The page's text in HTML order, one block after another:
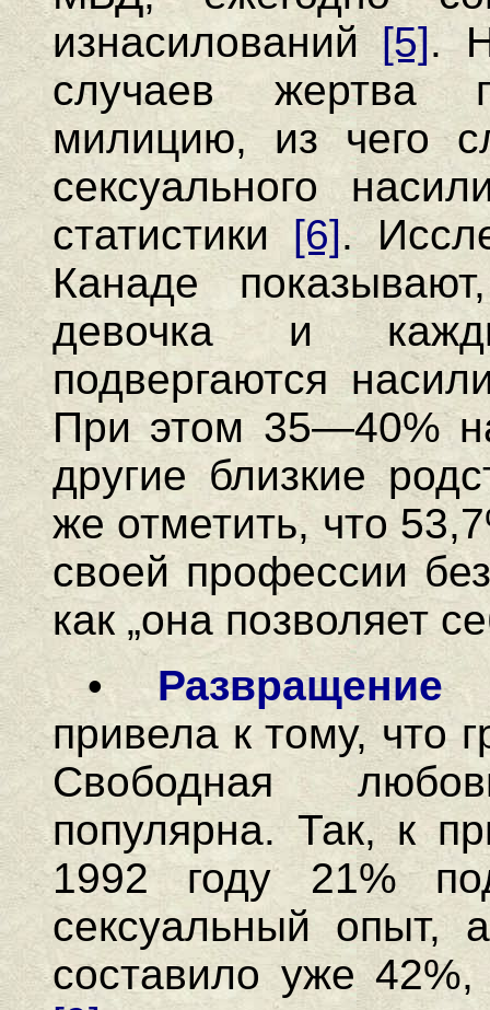
изнасилований[5].
случаев жертва
милицию, из чего
сексуального
статистики [6].
Канаде
девочка и
подвергаются
При этом 35—40%
другие близкие
же отметить, что
своей профессии
как „она позволяет
• Развращение
привела к тому, что
Свободная
популярна. Так, к
1992 году 21%
сексуальный опыт,
составило уже